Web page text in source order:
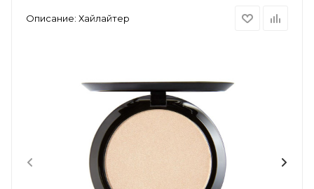
Описание: Хайлайтер